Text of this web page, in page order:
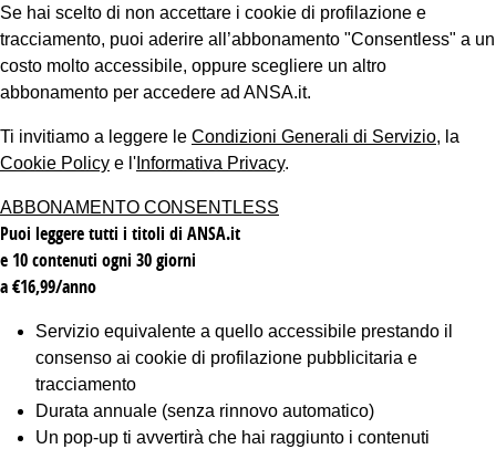
Se hai scelto di non accettare i cookie di profilazione e
tracciamento, puoi aderire all’abbonamento "Consentless" a un
costo molto accessibile, oppure scegliere un altro
abbonamento per accedere ad ANSA.it.
Ti invitiamo a leggere le Condizioni Generali di Servizio, la
Cookie Policy e l' Informativa Privacy.
ABBONAMENTO CONSENTLESS
Puoi leggere tutti i titoli di ANSA.it
e 10 contenuti ogni 30 giorni
a €16,99/anno
Servizio equivalente a quello accessibile prestando il
consenso ai cookie di profilazione pubblicitaria e
tracciamento
Durata annuale (senza rinnovo automatico)
Un pop-up ti avvertirà che hai raggiunto i contenuti